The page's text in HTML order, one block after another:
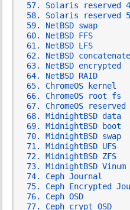
Solaris reserved
Solaris reserved 5
NetBSD swap
NetBSD FFS
NetBSD LFS
NetBSD
NetBSD encrypted
NetBSD RAID
ChromeOS kernel
ChromeOS root fs
ChromeOS
MidnightBSD data
MidnightBSD boot
MidnightBSD swap
MidnightBSD UFS
MidnightBSD ZFS
MidnightBSD
Ceph Journal
Ceph Encrypted
Ceph OSD
Ceph crypt OSD